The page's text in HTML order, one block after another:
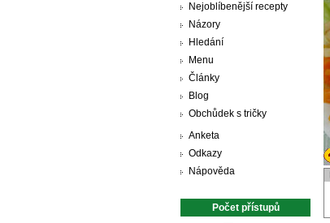
Nejoblíbenější recepty
Názory
Hledání
Menu
Články
Blog
Obchůdek s tričky
Anketa
Odkazy
Nápověda
Počet přístupů